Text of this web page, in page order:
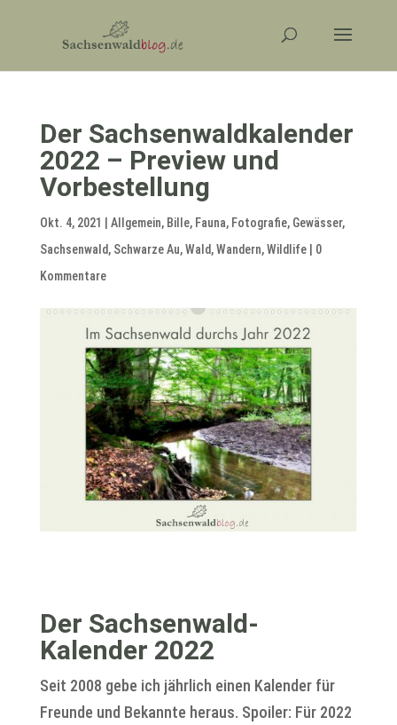
Der Sachsenwaldkalender
2022 – Preview und
Vorbestellung
Okt. 4, 2021 Allgemein, Bille, Fauna, Fotografie, Gewässer,
Sachsenwald, Schwarze Au,Wald,Wandern,Wildlife| 0
Kommentare
Der Sachsenwald-
Kalender 2022
Seit 2008 gebe ich jährlich einen Kalender für
Freunde und Bekannte heraus. Spoiler: Für 2022